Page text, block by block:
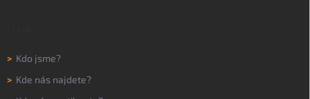
> Kdo jsme?
> Kde nás najdete?